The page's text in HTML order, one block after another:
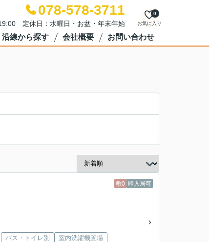
078-578-3711
定休日：水曜日・お盆・年末年始 お気に入り
0
沿線から探す 会社概要 お問い合わせ
敷0 即入居可
バス・トイレ別
室内洗濯機置場